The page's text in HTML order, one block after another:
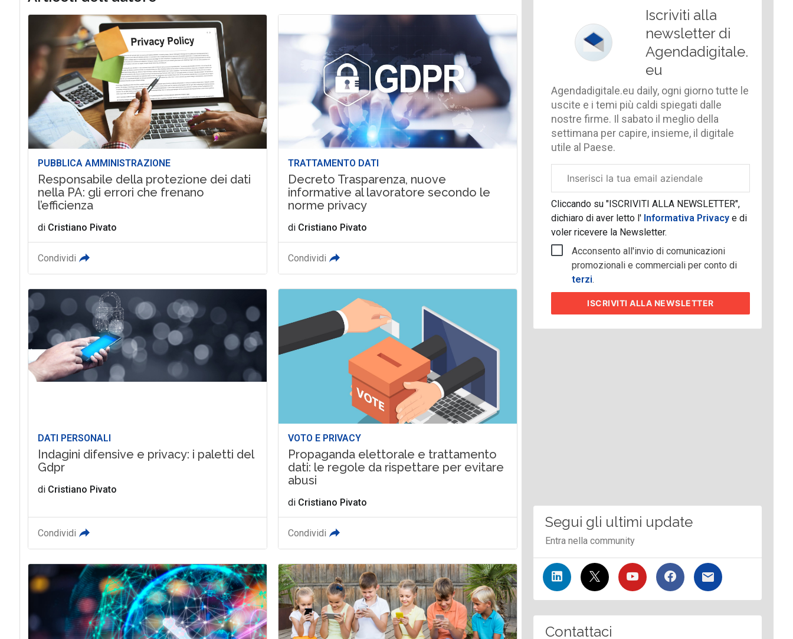
PUBBLICA AMMINISTRAZIONE
Responsabile della protezione dei dati
nella PA: gli errori che frenano
l’efficienza
di Cristiano Pivato
Condividi
TRATTAMENTO DATI
Decreto Trasparenza, nuove
informative al lavoratore secondo le
norme privacy
di Cristiano Pivato
Condividi
DATI PERSONALI
Indagini difensive e privacy: i paletti del
Gdpr
di Cristiano Pivato
Condividi
VOTO E PRIVACY
Propaganda elettorale e trattamento
dati: le regole da rispettare per evitare
abusi
di Cristiano Pivato
Condividi
Iscriviti alla
newsletter di
Agendadigitale.
eu
Agendadigitale.eu daily, ogni giorno tutte le
uscite e i temi più caldi spiegati dalle
nostre firme. Il sabato il meglio della
settimana per capire, insieme, il digitale
utile al Paese.
aziendale
Cliccando su "ISCRIVITI ALLA NEWSLETTER",
dichiaro di aver letto l' Informativa Privacye di
voler ricevere la Newsletter.
Acconsento all'invio di comunicazioni
promozionali e commerciali per conto di
terzi.
ISCRIVITIALLA NEWSLETTER
Segui gli ultimi update
Entra nella community
Contattaci